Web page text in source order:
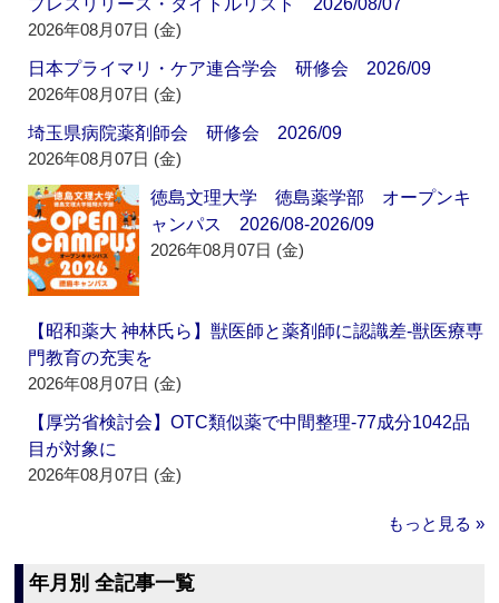
プレスリリース・タイトルリスト 2026/08/07
2026年08月07日 (金)
日本プライマリ・ケア連合学会 研修会 2026/09
2026年08月07日 (金)
埼玉県病院薬剤師会 研修会 2026/09
2026年08月07日 (金)
徳島文理大学 徳島薬学部 オープンキ
ャンパス 2026/08-2026/09
2026年08月07日 (金)
【昭和薬大 神林氏ら】獣医師と薬剤師に認識差‐獣医療専
門教育の充実を
2026年08月07日 (金)
【厚労省検討会】OTC類似薬で中間整理‐77成分1042品
目が対象に
2026年08月07日 (金)
もっと見る »
年月別 全記事一覧